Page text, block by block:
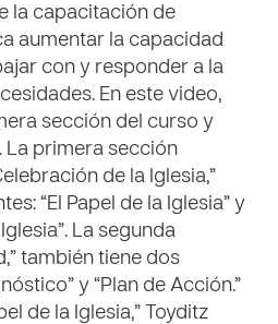
la capacitación de
aumentar la capacidad
con y responder a la
En este video,
sección del curso y
La primera sección
de la Iglesia,”
“El Papel de la Iglesia” y
La segunda
también tiene dos
y “Plan de Acción.”
de la Iglesia,” Toyditz